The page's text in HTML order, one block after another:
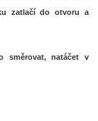
zatlačí do otvoru a
směrovat, natáčet v